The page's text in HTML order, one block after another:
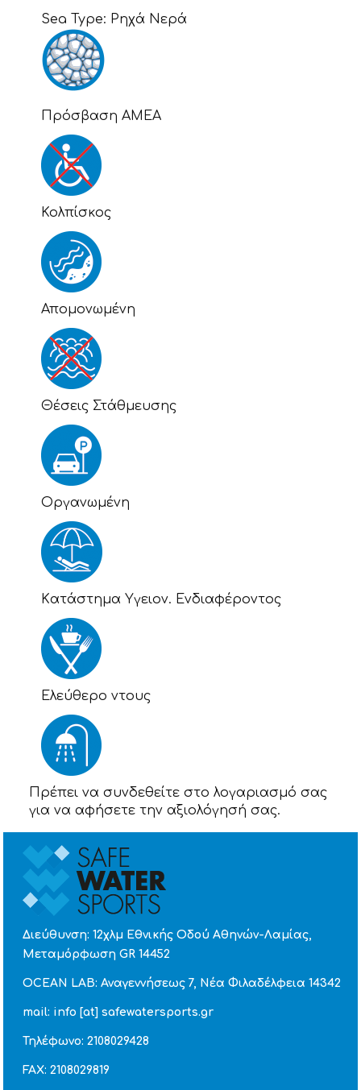
Sea Type: Ρηχά Νερά
Πρόσβαση ΑΜΕΑ
Κολπίσκος
Απομονωμένη
Θέσεις Στάθμευσης
Οργανωμένη
Kατάστημα Υγειον. Ενδιαφέροντος
Eλεύθερο ντους
Πρέπει να συνδεθείτε στο λογαριασμό σας
για να αφήσετε την αξιολόγησή σας.
Διεύθυνση: 12χλμ Εθνικής Οδού Αθηνών-Λαμίας,
Μεταμόρφωση GR 14452
OCEAN LAB: Αναγεννήσεως 7, Νέα Φιλαδέλφεια 14342
mail: info [at] safewatersports.gr
Τηλέφωνο: 2108029428
FAX: 2108029819